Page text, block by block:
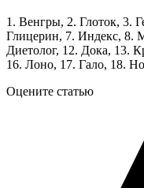
1. Венгры, 2. Глоток, 3.
Глицерин, 7. Индекс, 8.
Диетолог, 12. Дока, 13.
16. Лоно, 17. Гало, 18.
Оцените статью